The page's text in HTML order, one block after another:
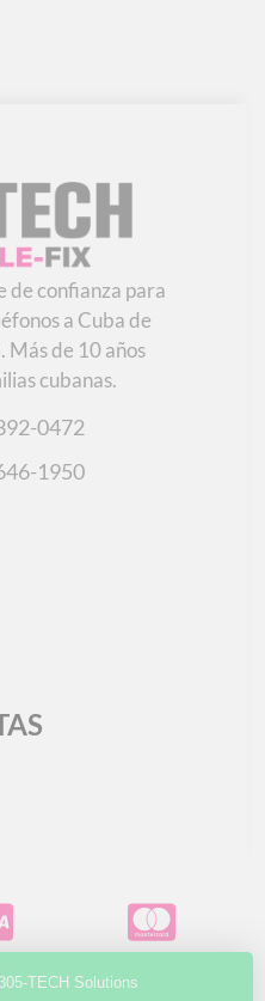
de confianza para
a Cuba de
de 10 años
cubanas.
0472
1950
305-TECH Solutions